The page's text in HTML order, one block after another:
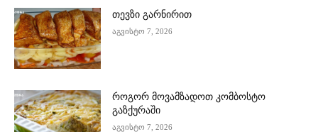
თევზი გარნირით
აგვისტო 7, 2026
როგორ მოვამზადოთ კომბოსტო
გაზქურაში
აგვისტო 7, 2026